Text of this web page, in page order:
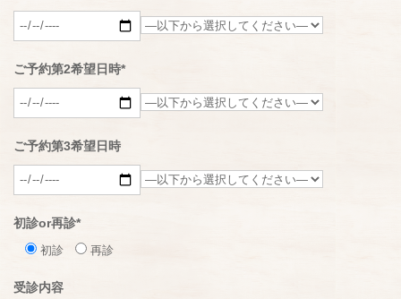
ご予約第2希望日時*
ご予約第3希望日時
初診or再診*
初診 再診
受診内容